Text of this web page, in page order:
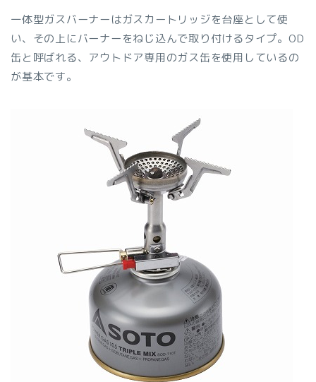
一体型ガスバーナーはガスカートリッジを台座として使
い、その上にバーナーをねじ込んで取り付けるタイプ。OD
缶と呼ばれる、アウトドア専用のガス缶を使用しているの
が基本です。